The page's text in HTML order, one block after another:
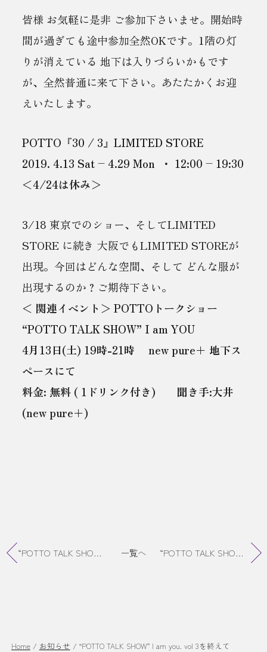
皆様 お気軽に是非 ご参加下さいませ。開始時
間が過ぎても途中参加全然OKです。1階の灯
りが消えている 地下は入りづらいかもです
が、全然普通に来て下さい。あたたかくお迎
えいたします。
POTTO『30 / 3』LIMITED STORE
2019. 4.13 Sat – 4.29 Mon ・ 12:00 – 19:30
＜4/24は休み＞
3/18 東京でのショー、そしてLIMITED
STORE に続き 大阪でもLIMITED STOREが
出現。今回はどんな空間、そして どんな服が
出現するのか？ご期待下さい。
＜ 関連イベント＞ POTTOトークショー
“POTTO TALK SHOW” I am YOU
4月13日(土) 19時-21時 new pure＋ 地下ス
ペースにて
料金: 無料 ( 1ドリンク付き) 聞き手:大井
(new pure＋)
“POTTO TALK SHOW” I am you. vol 2を終えて 一覧へ “POTTO TALK SHOW” I am you. vol 4を終えて
Home / お知らせ / “POTTO TALK SHOW” I am you. vol 3を終えて